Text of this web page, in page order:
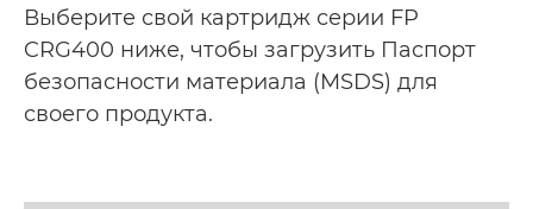
Выберите свой картридж серии FP
CRG400 ниже, чтобы загрузить Паспорт
безопасности материала (MSDS) для
своего продукта.